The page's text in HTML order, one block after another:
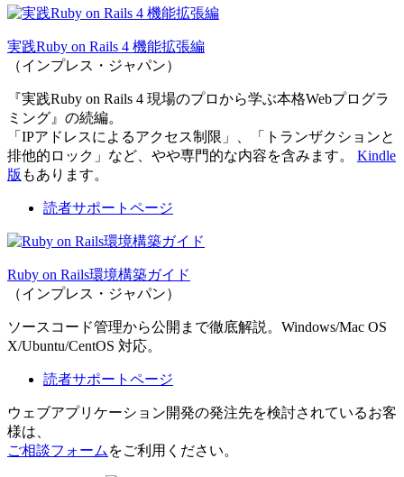
実践Ruby on Rails 4 機能拡張編
（インプレス・ジャパン）
『実践Ruby on Rails 4 現場のプロから学ぶ本格Webプログラ
ミング』の続編。
「IPアドレスによるアクセス制限」、「トランザクションと
排他的ロック」など、やや専門的な内容を含みます。 Kindle
版 もあります。
読者サポートページ
Ruby on Rails環境構築ガイド
（インプレス・ジャパン）
ソースコード管理から公開まで徹底解説。Windows/Mac OS
X/Ubuntu/CentOS 対応。
読者サポートページ
ウェブアプリケーション開発の発注先を検討されているお客
様は、
ご相談フォーム をご利用ください。